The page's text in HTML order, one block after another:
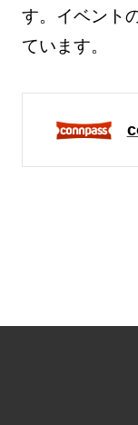
す。イベント
ています。